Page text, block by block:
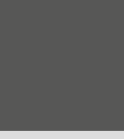
a entrega física do bem.
venda na qual serão
à identificação
do adquirente não
identificação do local de
à entrega física da